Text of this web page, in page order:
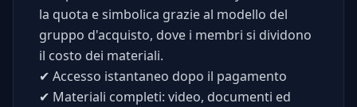
la quota e simbolica grazie al modello del
gruppo d'acquisto, dove i membri si dividono
il costo dei materiali.
✔ Accesso istantaneo dopo il pagamento
✔ Materiali completi: video, documenti ed